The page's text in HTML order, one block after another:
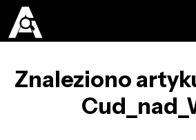
Znaleziono